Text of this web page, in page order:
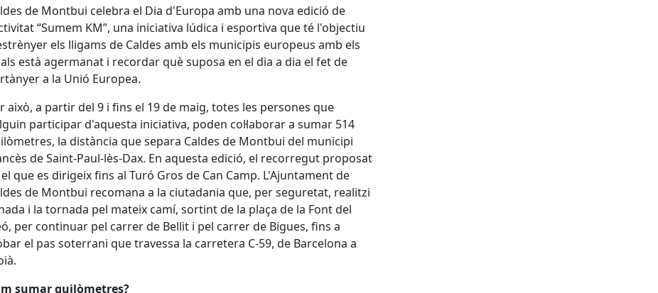
de Montbui celebra el Dia d'Europa amb una nova edició de
“Sumem KM”, una iniciativa lúdica i esportiva que té l'objectiu
els lligams de Caldes amb els municipis europeus amb els
està agermanat i recordar què suposa en el dia a dia el fet de
a la Unió Europea.
això, a partir del 9 i fins el 19 de maig, totes les persones que
participar d'aquesta iniciativa, poden col·laborar a sumar 514
la distància que separa Caldes de Montbui del municipi
de Saint-Paul-lès-Dax. En aquesta edició, el recorregut proposat
el que es dirigeix fins al Turó Gros de Can Camp. L'Ajuntament de
de Montbui recomana a la ciutadania que, per seguretat, realitzi
i la tornada pel mateix camí, sortint de la plaça de la Font del
per continuar pel carrer de Bellit i pel carrer de Bigues, fins a
el pas soterrani que travessa la carretera C-59, de Barcelona a
sumar quilòmetres?